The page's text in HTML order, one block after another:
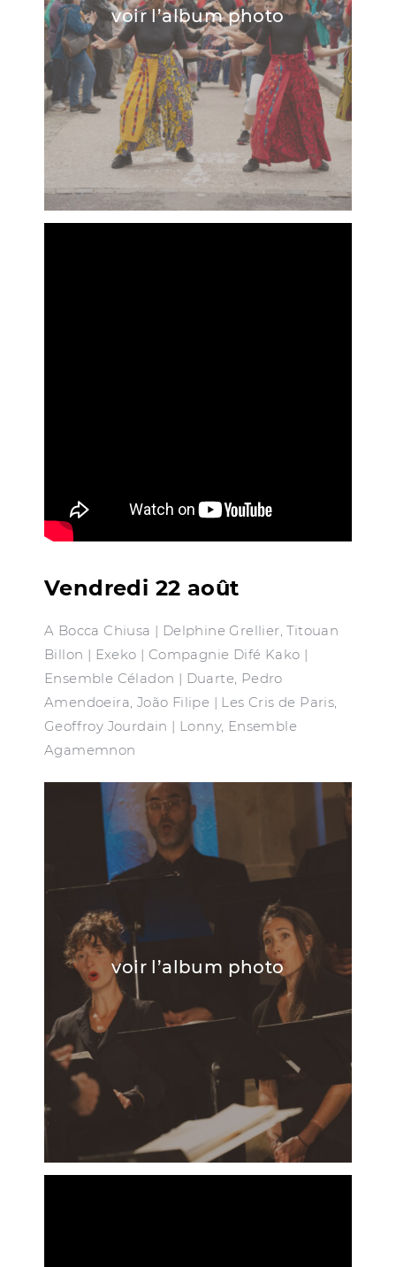
voir l’album photo
Vendredi 22 août
A Bocca Chiusa | Delphine Grellier, Titouan
Billon | Exeko | Compagnie Difé Kako |
Ensemble Céladon | Duarte, Pedro
Amendoeira, João Filipe | Les Cris de Paris,
Geoffroy Jourdain | Lonny, Ensemble
Agamemnon
voir l’album photo